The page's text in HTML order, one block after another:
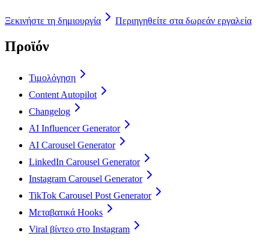
Ξεκινήστε τη δημιουργία Περιηγηθείτε στα δωρεάν εργαλεία
Προϊόν
Τιμολόγηση
Content Autopilot
Changelog
AI Influencer Generator
AI Carousel Generator
LinkedIn Carousel Generator
Instagram Carousel Generator
TikTok Carousel Post Generator
Μεταβατικά Hooks
Viral βίντεο στο Instagram